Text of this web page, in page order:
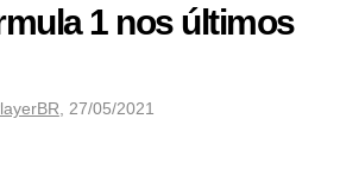
1 nos últimos
, 27/05/2021